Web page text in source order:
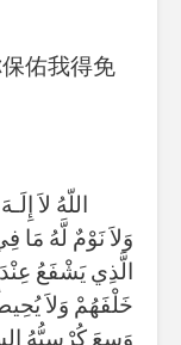
佑我得免
اللّهُ لاَ
وَلاَ نَوْمٌ لَّهُ مَا
الَّذِي يَشْفَعُ
خَلْفَهُمْ وَلاَ
وَسِعَ كُرْسِيُّهُ